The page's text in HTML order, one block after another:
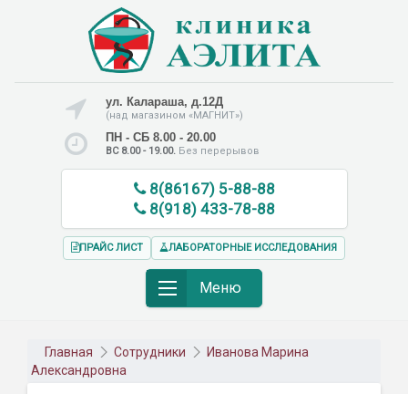
ул. Калараша, д.12Д
(над магазином «МАГНИТ»)
ПН - СБ 8.00 - 20.00
ВС 8.00 - 19.00.Без перерывов
8(86167) 5-88-88
8(918) 433-78-88
ПРАЙС ЛИСТ ЛАБОРАТОРНЫЕ ИССЛЕДОВАНИЯ
Меню
Главная Сотрудники
Иванова Марина
Александровна